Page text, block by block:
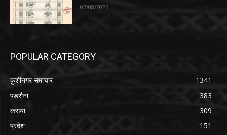
07/08/2026
POPULAR CATEGORY
कुशीनगर समाचार
1341
पडरौना
383
कसया
309
प्रदेश
151